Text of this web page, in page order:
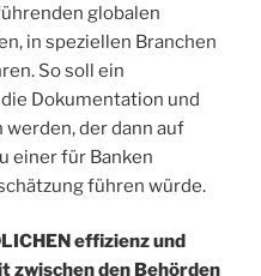
globalen
in speziellen Branchen
So soll ein
Dokumentation und
der dann auf
einer für Banken
führen würde.
effizienz und
zwischen den Behörden